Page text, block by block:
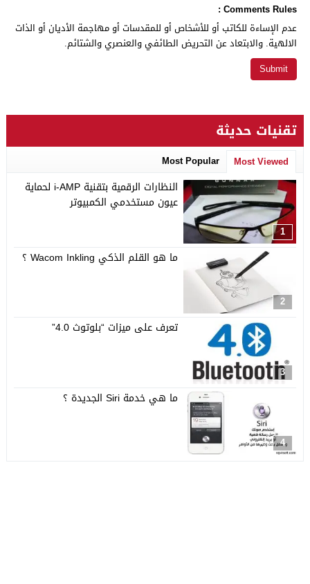
Comments Rules :
عدم الإساءة للكاتب أو للأشخاص أو للمقدسات أو مهاجمة الأديان أو الذات
الالهية. والابتعاد عن التحريض الطائفي والعنصري والشتائم.
تقنيات حديثة
Most Viewed
Most Popular
1
النظارات الرقمية بتقنية i-AMP لحماية
عيون مستخدمي الكمبيوتر
2
ما هو القلم الذكي Wacom Inkling ؟
3
تعرف على ميزات “بلوتوث 4.0”
4
ما هي خدمة Siri الجديدة ؟